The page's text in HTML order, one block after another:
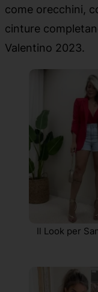
come orecchini,
cinture
Valentino 2023.
Il Look per